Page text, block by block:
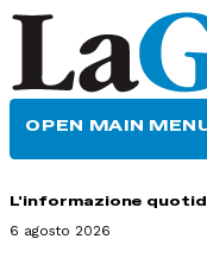
OPEN MAIN
L'informazione
6 agosto 2026